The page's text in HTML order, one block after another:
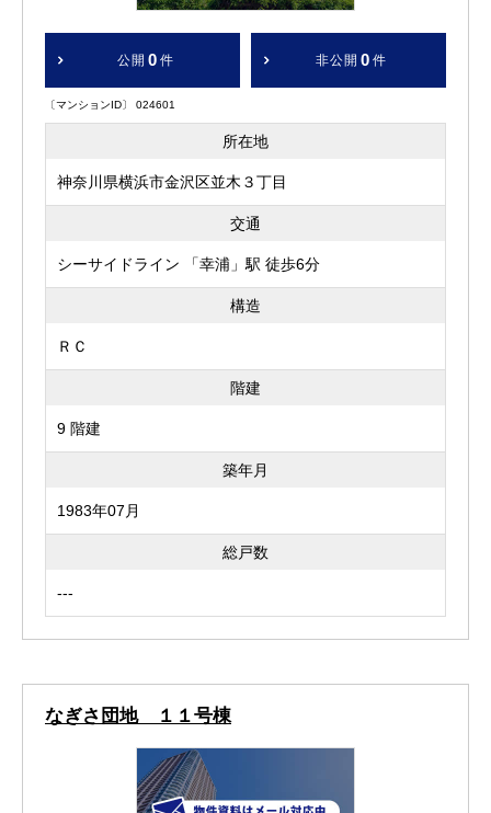
公開 0 件 非公開 0 件
〔マンションID〕 024601
所在地
神奈川県横浜市金沢区並木３丁目
交通
シーサイドライン 「幸浦」駅 徒歩6分
構造
ＲＣ
階建
9 階建
築年月
1983年07月
総戸数
---
なぎさ団地 １１号棟